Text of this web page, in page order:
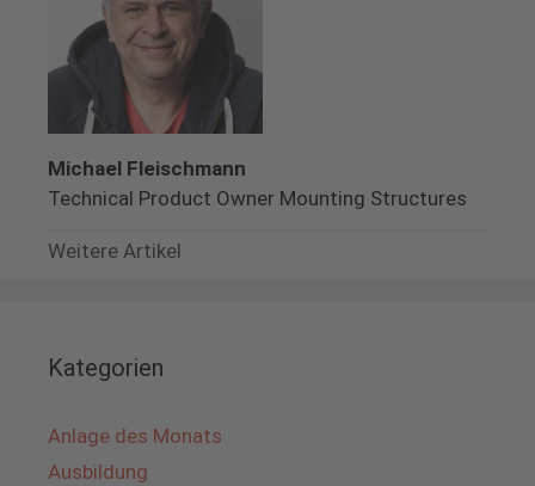
Michael Fleischmann
Technical Product Owner Mounting Structures
Weitere Artikel
Kategorien
Anlage des Monats
Ausbildung